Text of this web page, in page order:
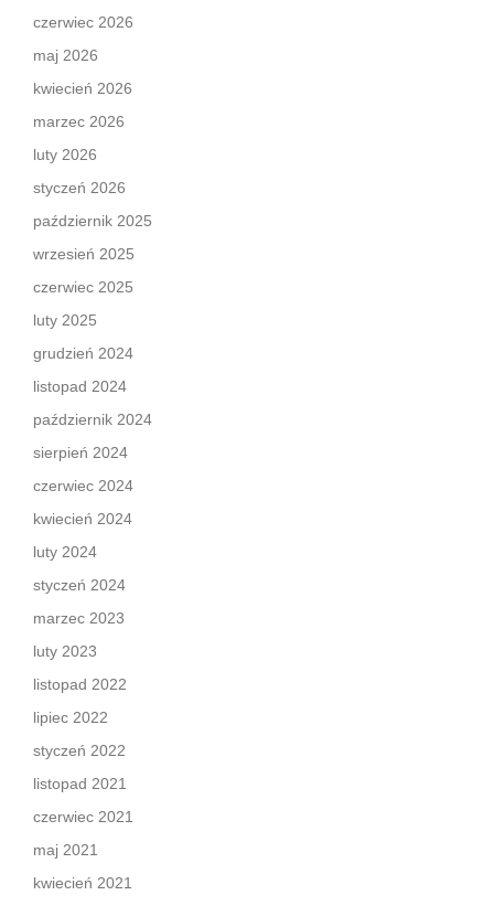
czerwiec 2026
maj 2026
kwiecień 2026
marzec 2026
luty 2026
styczeń 2026
październik 2025
wrzesień 2025
czerwiec 2025
luty 2025
grudzień 2024
listopad 2024
październik 2024
sierpień 2024
czerwiec 2024
kwiecień 2024
luty 2024
styczeń 2024
marzec 2023
luty 2023
listopad 2022
lipiec 2022
styczeń 2022
listopad 2021
czerwiec 2021
maj 2021
kwiecień 2021